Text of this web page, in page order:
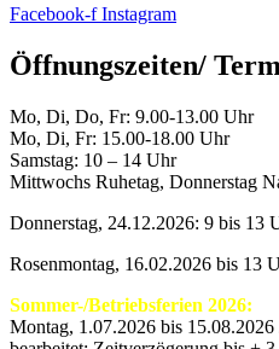
Facebook-f Instagram
Öffnungszeiten/
Mo, Di, Do, Fr: 9.00-13.00 Uhr
Mo, Di, Fr: 15.00-18.00 Uhr
Samstag: 10 – 14 Uhr
Mittwochs Ruhetag, Donnerstag
Donnerstag, 24.12.2026: 9 bis 13
Rosenmontag, 16.02.2026 bis 13
Sommer-/Betriebsferien 2026:
Montag, 1.07.2026 bis